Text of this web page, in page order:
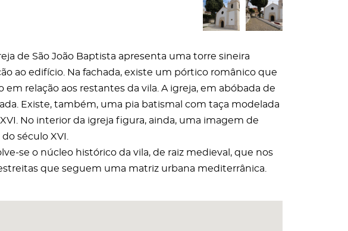
de São João Baptista apresenta uma torre sineira
ao edifício. Na fachada, existe um pórtico românico que
relação aos restantes da vila. A igreja, em abóbada de
Existe, também, uma pia batismal com taça modelada
No interior da igreja figura, ainda, uma imagem de
século XVI.
se o núcleo histórico da vila, de raiz medieval, que nos
que seguem uma matriz urbana mediterrânica.